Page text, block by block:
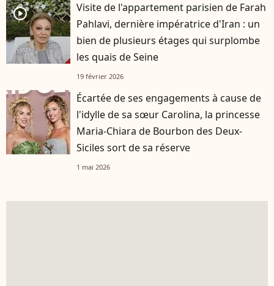
player2
Visite de l'appartement parisien de Farah
Pahlavi, dernière impératrice d'Iran : un
bien de plusieurs étages qui surplombe
les quais de Seine
19 février 2026
Écartée de ses engagements à cause de
l'idylle de sa sœur Carolina, la princesse
Maria-Chiara de Bourbon des Deux-
Siciles sort de sa réserve
1 mai 2026